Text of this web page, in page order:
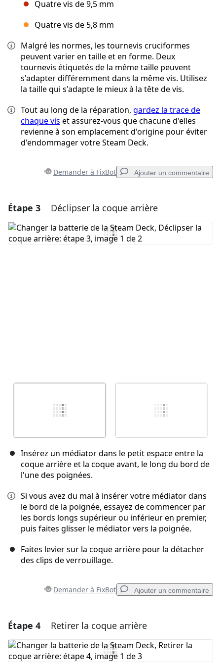
Quatre vis de 9,5 mm
Quatre vis de 5,8 mm
Malgré les normes, les tournevis cruciformes
peuvent varier en taille et en forme. Deux
tournevis étiquetés de la même taille peuvent
s'adapter différemment dans la même vis. Utilisez
la taille qui s'adapte le mieux à la tête de vis.
Tout au long de la réparation, gardez la trace de
chaque vis et assurez-vous que chacune d'elles
revienne à son emplacement d'origine pour éviter
d'endommager votre Steam Deck.
Demander à FixBot Ajouter un commentaire
Ajouter un commentaire
Ajouter un commentaire
Étape 3 Déclipser la coque arrière
Insérez un médiator dans le petit espace entre la
coque arrière et la coque avant, le long du bord de
l'une des poignées.
Si vous avez du mal à insérer votre médiator dans
le bord de la poignée, essayez de commencer par
les bords longs supérieur ou inférieur en premier,
puis faites glisser le médiator vers la poignée.
Faites levier sur la coque arrière pour la détacher
des clips de verrouillage.
Demander à FixBot Ajouter un commentaire
Ajouter un commentaire
Ajouter un commentaire
Étape 4 Retirer la coque arrière